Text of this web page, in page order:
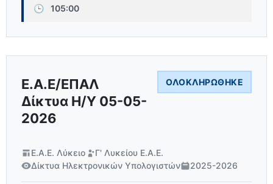
🕒 105:00
Ε.Α.Ε/ΕΠΑΛ
Δίκτυα Η/Υ 05-05-
2026
ΟΛΟΚΛΗΡΏΘΗΚΕ
Ε.Α.Ε. Λύκειο
Γ' Λυκείου Ε.Α.Ε.
Δίκτυα Ηλεκτρονικών Υπολογιστών
2025-2026